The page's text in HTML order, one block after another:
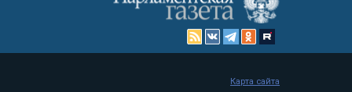
Карта сайта